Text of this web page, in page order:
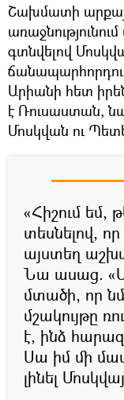
Շախմատի
գտնվելով
Արիանի հետ
է Ռուսաստան,
Մոսկվան ու
«Հիշում եմ,
տեսնելով,
այստեղ
Նա ասաց.
մտածի, որ
մշակույթը
է, ինձ
Սա իմ մի
լինել